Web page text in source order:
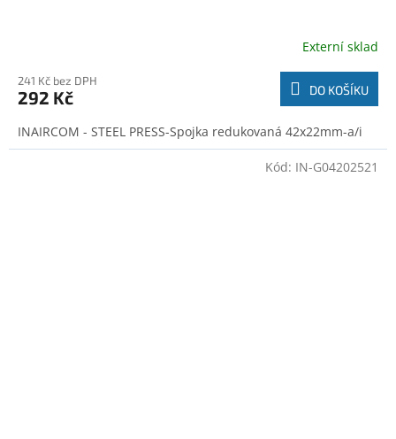
Externí sklad
241 Kč bez DPH
292 Kč DO KOŠÍKU
INAIRCOM - STEEL PRESS-Spojka redukovaná 42x22mm-a/i
Kód: IN-G04202521